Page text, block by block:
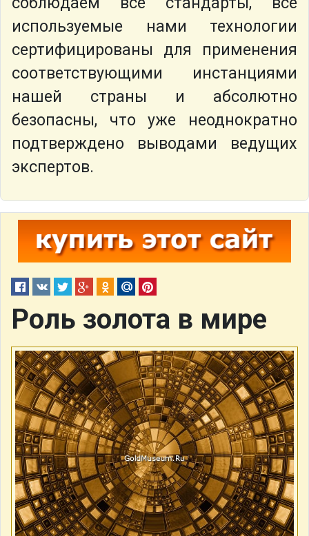
используемые нами технологии
сертифицированы для применения
соответствующими инстанциями
нашей страны и абсолютно
безопасны, что уже неоднократно
подтверждено выводами ведущих
экспертов.
Роль золота в мире